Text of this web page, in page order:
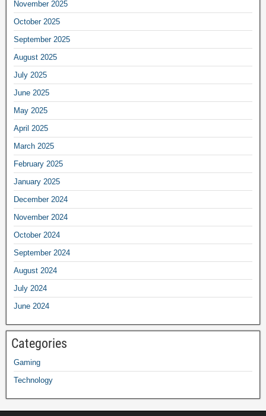
November 2025
October 2025
September 2025
August 2025
July 2025
June 2025
May 2025
April 2025
March 2025
February 2025
January 2025
December 2024
November 2024
October 2024
September 2024
August 2024
July 2024
June 2024
Categories
Gaming
Technology